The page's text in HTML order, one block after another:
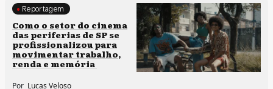
Políticas culturais
Reportagem
Como o setor do cinema
das periferias de SP se
profissionalizou para
movimentar trabalho,
renda e memória
Por Lucas Veloso